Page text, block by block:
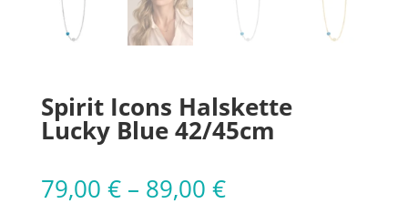
Spirit Icons Halskette
Lucky Blue 42/45cm
79,00 €– 89,00 €